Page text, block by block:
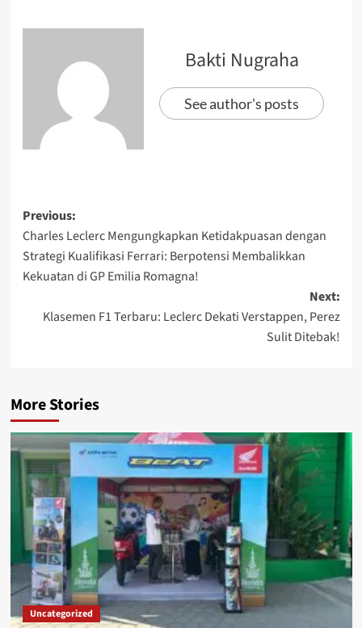
Bakti Nugraha
See author's posts
Previous:
Charles Leclerc Mengungkapkan Ketidakpuasan dengan
Strategi Kualifikasi Ferrari: Berpotensi Membalikkan
Kekuatan di GP Emilia Romagna!
Next:
Klasemen F1 Terbaru: Leclerc Dekati Verstappen, Perez
Sulit Ditebak!
More Stories
Uncategorized